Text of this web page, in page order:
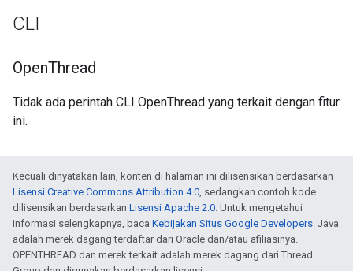
CLI
OpenThread
Tidak ada perintah CLI OpenThread yang terkait dengan fitur
ini.
Kecuali dinyatakan lain, konten di halaman ini dilisensikan berdasarkan
Lisensi Creative Commons Attribution 4.0 , sedangkan contoh kode
dilisensikan berdasarkan Lisensi Apache 2.0 . Untuk mengetahui
informasi selengkapnya, baca Kebijakan Situs Google Developers . Java
adalah merek dagang terdaftar dari Oracle dan/atau afiliasinya.
OPENTHREAD dan merek terkait adalah merek dagang dari Thread